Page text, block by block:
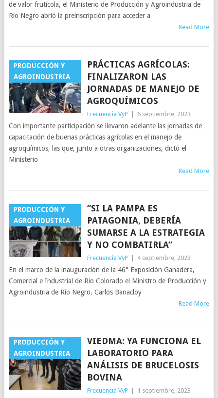
de valor frutícola, el Ministerio de Producción y Agroindustria de
Río Negro abrió la preinscripción para acceder a
Read More
PRODUCCIÓN Y
AGROINDUSTRIA
PRÁCTICAS AGRÍCOLAS:
FINALIZARON LAS
JORNADAS DE MANEJO DE
AGROQUÍMICOS
Frecuencia VyP 6 septiembre, 2023
Con importante participación se llevaron adelante las jornadas de
capacitación de buenas prácticas agrícolas en el manejo de
agroquímicos, las que, junto a otras organizaciones, dictó el
Ministerio
Read More
PRODUCCIÓN Y
AGROINDUSTRIA
“SI LA PAMPA ES
PATAGONIA, DEBERÍA
SUMARSE A LA ESTRATEGIA
Y NO COMBATIRLA”
Frecuencia VyP 4 septiembre, 2023
En el marco de la inauguración de la 46° Exposición Ganadera,
Comercial e Industrial de Rio Colorado el Ministro de Producción y
Agroindustria de Río Negro, Carlos Banacloy
Read More
PRODUCCIÓN Y
AGROINDUSTRIA
VIEDMA: YA FUNCIONA EL
LABORATORIO PARA
ANÁLISIS DE BRUCELOSIS
BOVINA
Frecuencia VyP 1 septiembre, 2023